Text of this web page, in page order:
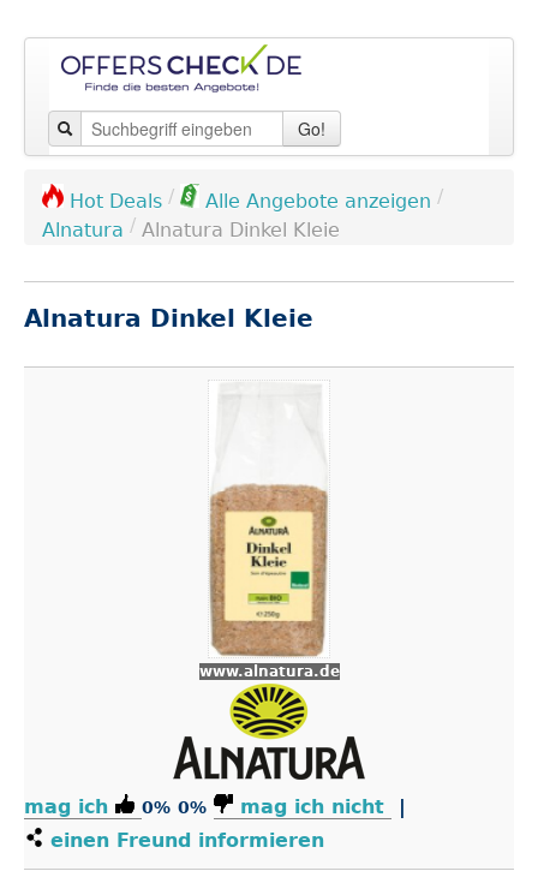
Go!
Hot Deals / Alle Angebote anzeigen /
Alnatura / Alnatura Dinkel Kleie
Alnatura Dinkel Kleie
www.alnatura.de
mag ich 0% 0% mag ich nicht
|
einen Freund informieren